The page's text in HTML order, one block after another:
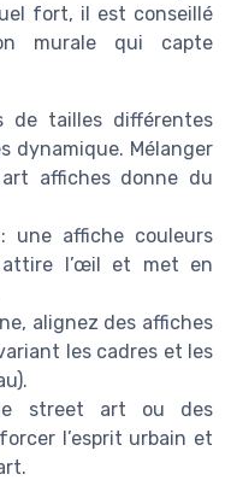
fort, il est conseillé
murale qui capte
de tailles différentes
dynamique. Mélanger
affiches donne du
une affiche couleurs
l’œil et met en
alignez des affiches
les cadres et les
street art ou des
l’esprit urbain et